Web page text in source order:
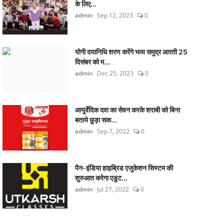
के लिए...
admin Sep 12, 2023 0
योगी दयानिधि शरण करेंगे भव्य समुद्र आरती 25
दिसंबर को म...
admin Dec 25, 2023 0
आयुर्वेदिक दवा का सेवन करके शराबी को बिना
बताये छुड़ा सक...
admin Sep 7, 2022 0
पैन-इंडिया हाइब्रिड एजुकेशन सिस्टम की
शुरुआत करेगा एडुट...
admin Jul 27, 2022 0